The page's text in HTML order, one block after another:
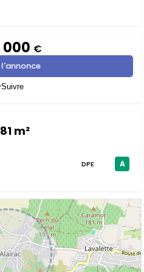
000 €
l'annonce
Suivre
m²
DPE A